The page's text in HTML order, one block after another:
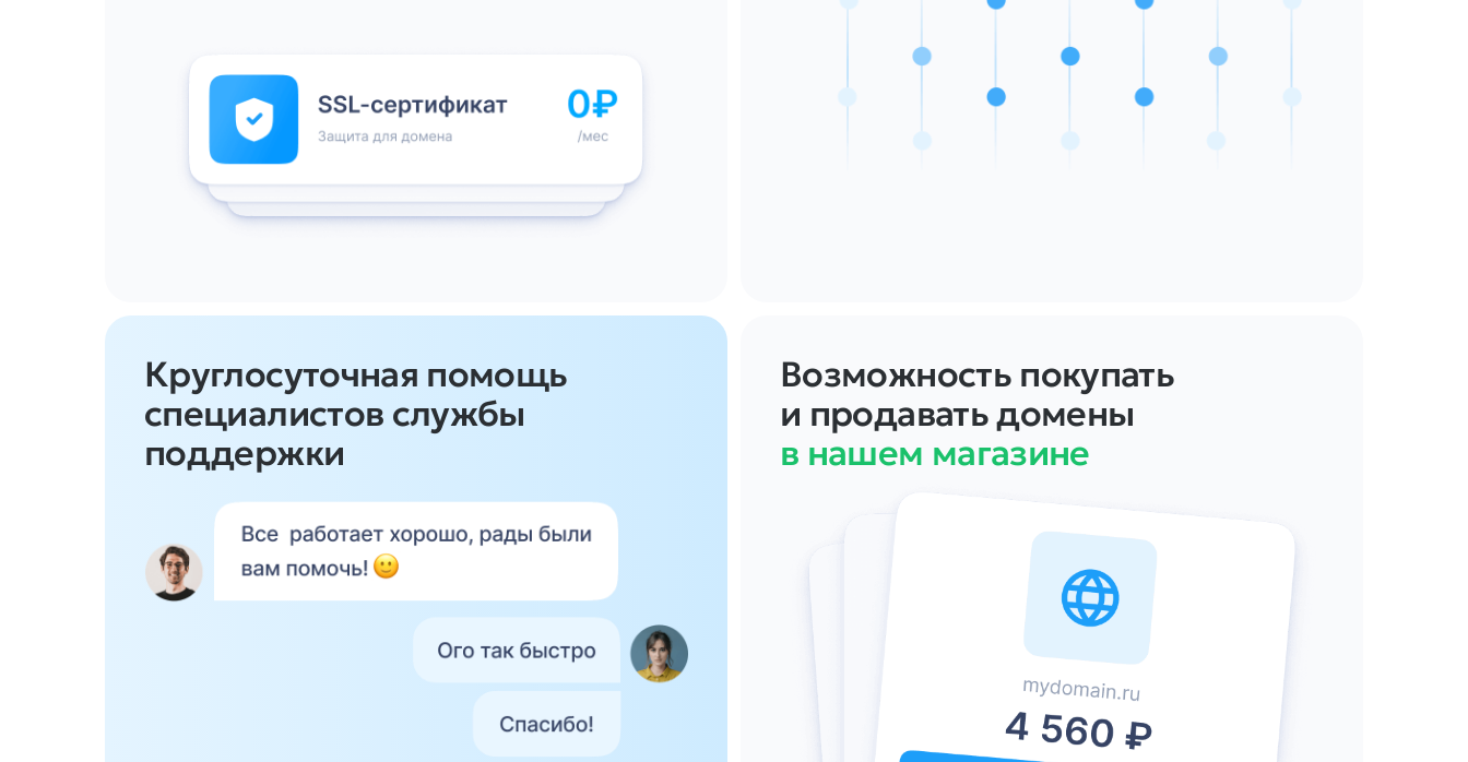
Круглосуточная помощь
специалистов службы
поддержки
Возможность покупать
и продавать домены
в нашем магазине